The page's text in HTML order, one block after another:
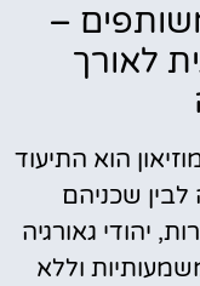
–
לאורך
הוא התיעוד
לבין שכניהם
יהודי גאורגיה
וללא